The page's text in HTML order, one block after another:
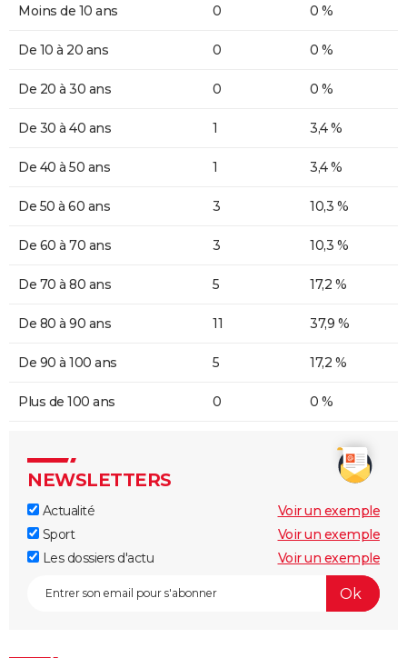
Moins de 10 ans 0 0 %
De 10 à 20 ans 0 0 %
De 20 à 30 ans 0 0 %
De 30 à 40 ans 1 3,4 %
De 40 à 50 ans 1 3,4 %
De 50 à 60 ans 3 10,3 %
De 60 à 70 ans 3 10,3 %
De 70 à 80 ans 5 17,2 %
De 80 à 90 ans 11 37,9 %
De 90 à 100 ans 5 17,2 %
Plus de 100 ans 0 0 %
NEWSLETTERS
Actualité
Voir un exemple
Sport
Voir un exemple
Les dossiers d'actu
Voir un exemple